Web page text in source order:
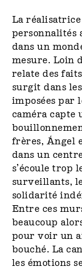
La réalisatrice
personnalités
dans un
mesure. Loin
relate des
surgit dans
imposées par
caméra capte
frères, Ángel
dans un
s’écoule trop
surveillants,
solidarité
Entre ces
beaucoup
pour voir un
bouché. La
les émotions